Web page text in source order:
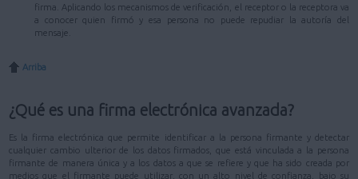
firma. Aplicando los mecanismos de verificación, el receptor o la receptora va
a conocer quien firmó y esa persona no puede repudiar la autoría del
mensaje.
Arriba
¿Qué es una firma electrónica avanzada?
Es la firma electrónica que permite identificar a la persona firmante y detectar
cualquier cambio ulterior de los datos firmados, que está vinculada a la persona
firmante de manera única y a los datos a que se refiere y que ha sido creada por
medios que el firmante puede utilizar, con un alto nivel de confianza, bajo su